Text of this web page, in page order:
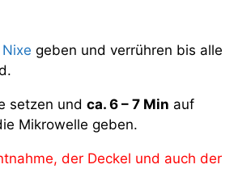
Nixe geben und verrühren bis alle
setzen und ca. 6 – 7 Min auf
Mikrowelle geben.
der Deckel und auch der